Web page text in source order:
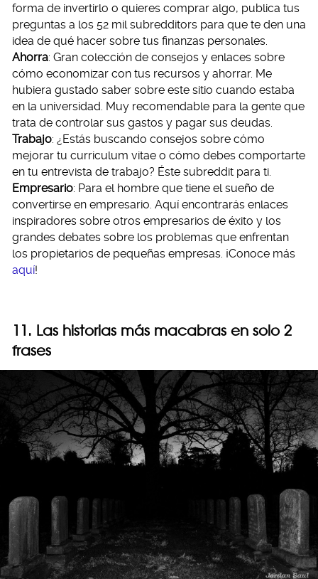
forma de invertirlo o quieres comprar algo, publica tus
preguntas a los 52 mil subredditors para que te den una
idea de qué hacer sobre tus finanzas personales.
Ahorra: Gran colección de consejos y enlaces sobre
cómo economizar con tus recursos y ahorrar. Me
hubiera gustado saber sobre este sitio cuando estaba
en la universidad. Muy recomendable para la gente que
trata de controlar sus gastos y pagar sus deudas.
Trabajo: ¿Estás buscando consejos sobre cómo
mejorar tu curriculum vitae o cómo debes comportarte
en tu entrevista de trabajo? Éste subreddit para ti.
Empresario: Para el hombre que tiene el sueño de
convertirse en empresario. Aquí encontrarás enlaces
inspiradores sobre otros empresarios de éxito y los
grandes debates sobre los problemas que enfrentan
los propietarios de pequeñas empresas. ¡Conoce más
aquí!
11. Las historias más macabras en solo 2
frases